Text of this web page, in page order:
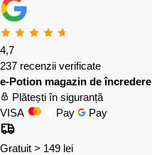
4,7
237 recenzii verificate
e-Potion magazin de încredere
Plătești în siguranță
VISA
Pay Pay
Gratuit > 149 lei